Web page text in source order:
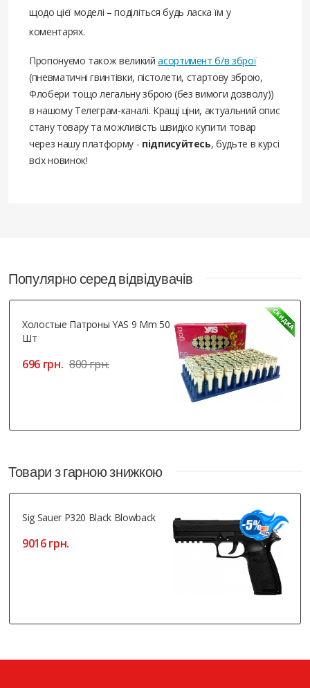
щодо цієї моделі – поділіться будь ласка їм у
коментарях.
Пропонуємо також великийасортимент б/в зброї
(пневматичні гвинтівки, пістолети, стартову зброю,
Флобери тощо легальну зброю (без вимоги дозволу))
в нашому Телеграм-каналі. Кращі ціни, актуальний опис
стану товару та можливість швидко купити товар
через нашу платформу - підписуйтесь, будьте в курсі
всіх новинок!
Популярно серед відвідувачів
Холостые Патроны YAS 9 Mm 50
Шт
696 грн. 800 грн.
Товари з гарною знижкою
Sig Sauer P320 Black Blowback
9016 грн.